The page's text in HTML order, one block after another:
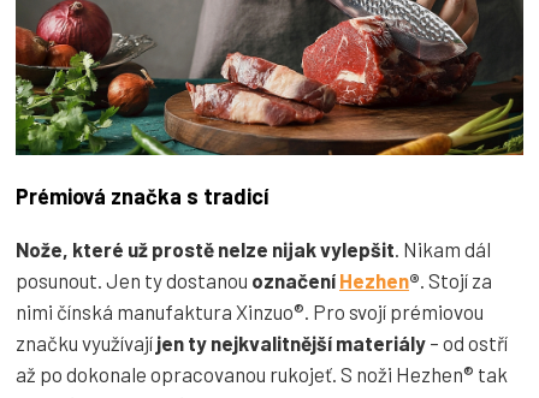
Prémiová značka s tradicí
Nože, které už prostě nelze nijak vylepšit. Nikam dál
posunout. Jen ty dostanou označení Hezhen®. Stojí za
nimi čínská manufaktura Xinzuo®. Pro svojí prémiovou
značku využívají jen ty nejkvalitnější materiály – od ostří
až po dokonale opracovanou rukojeť. S noži Hezhen® tak